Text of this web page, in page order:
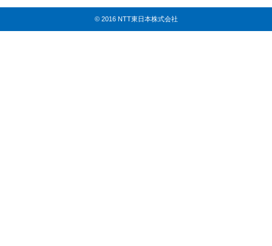
© 2016 NTT東日本株式会社